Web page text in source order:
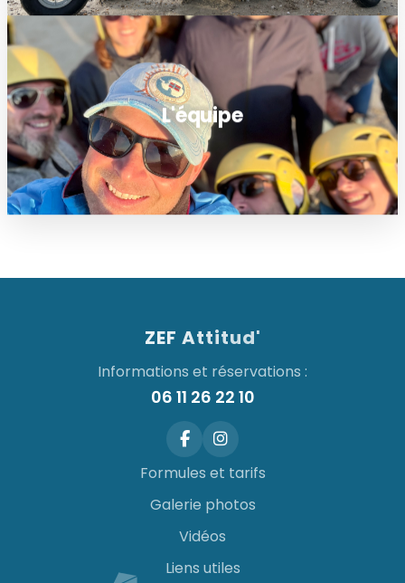
L'équipe
ZEF Attitud'
Informations et réservations :
06 11 26 22 10
Formules et tarifs
Galerie photos
Vidéos
Liens utiles